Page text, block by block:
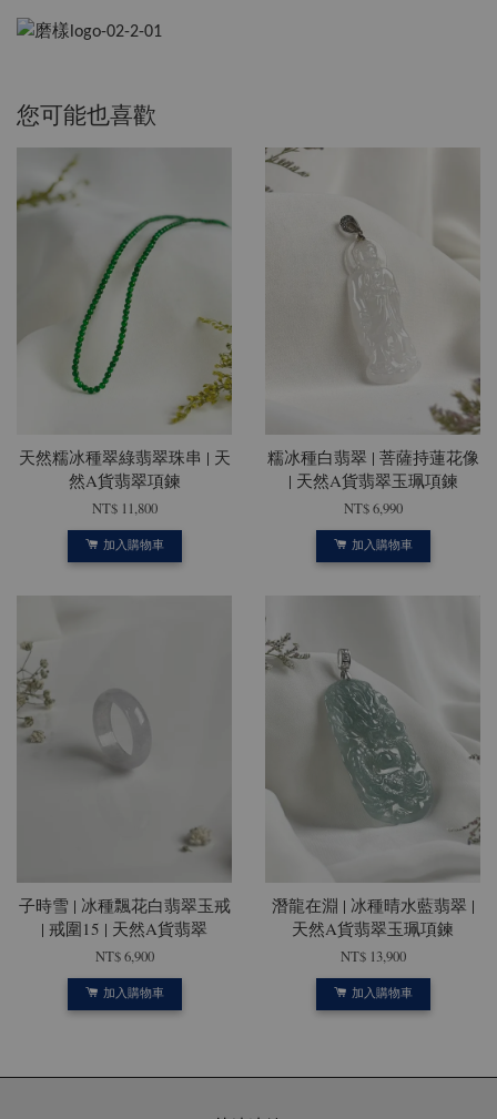
您可能也喜歡
天然糯冰種翠綠翡翠珠串 | 天
然A貨翡翠項鍊
NT$ 11,800
加入購物車
糯冰種白翡翠 | 菩薩持蓮花像
| 天然A貨翡翠玉珮項鍊
NT$ 6,990
加入購物車
子時雪 | 冰種飄花白翡翠玉戒
| 戒圍15 | 天然A貨翡翠
NT$ 6,900
加入購物車
潛龍在淵 | 冰種晴水藍翡翠 |
天然A貨翡翠玉珮項鍊
NT$ 13,900
加入購物車